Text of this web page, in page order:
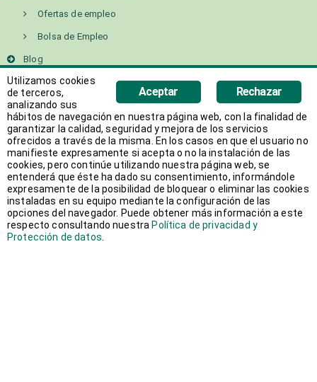
Ofertas de empleo
Bolsa de Empleo
Blog
Contacto
Acceso Formación PRL
Líneas de Negocios
TRABAJO TEMPORAL
SELECCIÓN
Rechazar
Aceptar
Utilizamos cookies
de terceros,
analizando sus
hábitos de navegación en nuestra página web, con la finalidad de
garantizar la calidad, seguridad y mejora de los servicios
ofrecidos a través de la misma. En los casos en que el usuario no
manifieste expresamente si acepta o no la instalación de las
cookies, pero continúe utilizando nuestra página web, se
entenderá que éste ha dado su consentimiento, informándole
expresamente de la posibilidad de bloquear o eliminar las cookies
instaladas en su equipo mediante la configuración de las
opciones del navegador. Puede obtener más información a este
respecto consultando nuestra Política de privacidad y
Protección de datos